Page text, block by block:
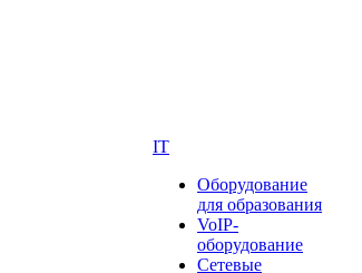
IT
Оборудование
для образования
VoIP-
оборудование
Сетевые